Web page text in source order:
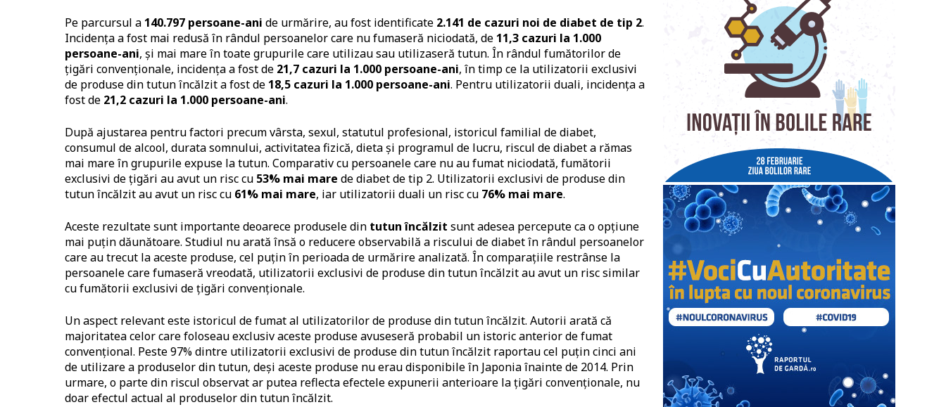
Pe parcursul a 140.797 persoane-ani de urmărire, au fost identificate 2.141 de cazuri noi de diabet de tip 2.
Incidența a fost mai redusă în rândul persoanelor care nu fumaseră niciodată, de 11,3 cazuri la 1.000
persoane-ani, și mai mare în toate grupurile care utilizau sau utilizaseră tutun. În rândul fumătorilor de
țigări convenționale, incidența a fost de 21,7 cazuri la 1.000 persoane-ani, în timp ce la utilizatorii exclusivi
de produse din tutun încălzit a fost de 18,5 cazuri la 1.000 persoane-ani. Pentru utilizatorii duali, incidența a
fost de 21,2 cazuri la 1.000 persoane-ani.
După ajustarea pentru factori precum vârsta, sexul, statutul profesional, istoricul familial de diabet,
consumul de alcool, durata somnului, activitatea fizică, dieta și programul de lucru, riscul de diabet a rămas
mai mare în grupurile expuse la tutun. Comparativ cu persoanele care nu au fumat niciodată, fumătorii
exclusivi de țigări au avut un risc cu 53% mai mare de diabet de tip 2. Utilizatorii exclusivi de produse din
tutun încălzit au avut un risc cu 61% mai mare, iar utilizatorii duali un risc cu 76% mai mare.
Aceste rezultate sunt importante deoarece produsele din tutun încălzit sunt adesea percepute ca o opțiune
mai puțin dăunătoare. Studiul nu arată însă o reducere observabilă a riscului de diabet în rândul persoanelor
care au trecut la aceste produse, cel puțin în perioada de urmărire analizată. În comparațiile restrânse la
persoanele care fumaseră vreodată, utilizatorii exclusivi de produse din tutun încălzit au avut un risc similar
cu fumătorii exclusivi de țigări convenționale.
Un aspect relevant este istoricul de fumat al utilizatorilor de produse din tutun încălzit. Autorii arată că
majoritatea celor care foloseau exclusiv aceste produse avuseseră probabil un istoric anterior de fumat
convențional. Peste 97% dintre utilizatorii exclusivi de produse din tutun încălzit raportau cel puțin cinci ani
de utilizare a produselor din tutun, deși aceste produse nu erau disponibile în Japonia înainte de 2014. Prin
urmare, o parte din riscul observat ar putea reflecta efectele expunerii anterioare la țigări convenționale, nu
doar efectul actual al produselor din tutun încălzit.